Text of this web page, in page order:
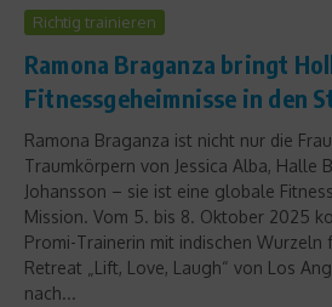
Richtig trainieren
Ramona Braganza bringt
Fitnessgeheimnisse in den
Ramona Braganza ist nicht nur die
Traumkörpern von Jessica Alba, Halle
Johansson – sie ist eine globale
Mission. Vom 5. bis 8. Oktober 2025
Promi-Trainerin mit indischen Wurzeln
Retreat „Lift, Love, Laugh“ von Los
nach...